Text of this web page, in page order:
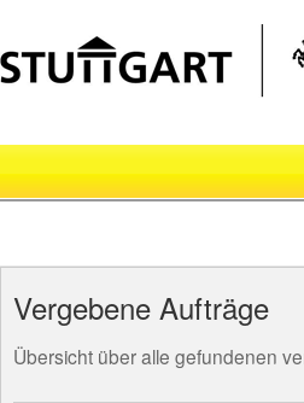
Vergebene Aufträge
Übersicht über alle gefundenen